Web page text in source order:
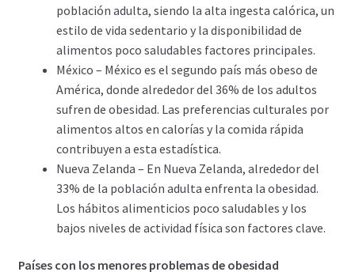
población adulta, siendo la alta ingesta calórica, un
estilo de vida sedentario y la disponibilidad de
alimentos poco saludables factores principales.
México – México es el segundo país más obeso de
América, donde alrededor del 36% de los adultos
sufren de obesidad. Las preferencias culturales por
alimentos altos en calorías y la comida rápida
contribuyen a esta estadística.
Nueva Zelanda – En Nueva Zelanda, alrededor del
33% de la población adulta enfrenta la obesidad.
Los hábitos alimenticios poco saludables y los
bajos niveles de actividad física son factores clave.
Países con los menores problemas de obesidad